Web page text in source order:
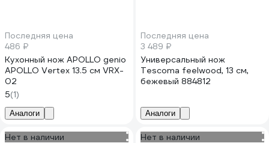
Последняя цена
486 ₽
Кухонный нож APOLLO genio
APOLLO Vertex 13.5 см VRX-
02
5(1)
Аналоги
Последняя цена
3 489 ₽
Универсальный нож
Tescoma feelwood, 13 см,
бежевый 884812
Аналоги
Нет в наличии Нет в наличии